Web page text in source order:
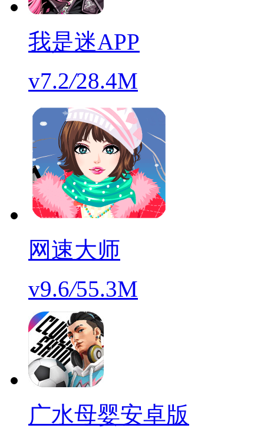
我是迷APP
v7.2/28.4M
网速大师
v9.6/55.3M
广水母婴安卓版